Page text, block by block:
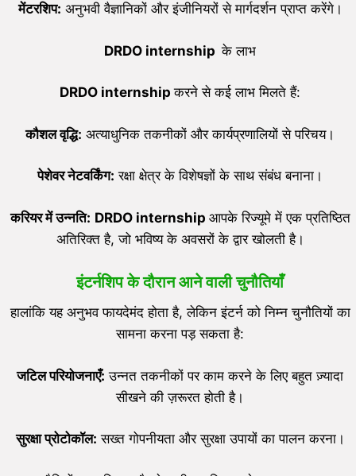
मेंटरशिप: अनुभवी वैज्ञानिकों और इंजीनियरों से मार्गदर्शन प्राप्त करेंगे।
DRDO internshipके लाभ
DRDO internshipकरने से कई लाभ मिलते हैं:
कौशल वृद्धि: अत्याधुनिक तकनीकों और कार्यप्रणालियों से परिचय।
पेशेवर नेटवर्किंग: रक्षा क्षेत्र के विशेषज्ञों के साथ संबंध बनाना।
करियर में उन्नति: DRDOinternship आपके रिज्यूमे में एक प्रतिष्ठित
अतिरिक्त है, जो भविष्य के अवसरों के द्वार खोलती है।
इंटर्नशिप के दौरान आने वाली चुनौतियाँ
हालांकि यह अनुभव फायदेमंद होता है, लेकिन इंटर्न को निम्न चुनौतियों का
सामना करना पड़ सकता है:
जटिल परियोजनाएँ: उन्नत तकनीकों पर काम करने के लिए बहुत ज़्यादा
सीखने की ज़रूरत होती है।
सुरक्षा प्रोटोकॉल: सख्त गोपनीयता और सुरक्षा उपायों का पालन करना।